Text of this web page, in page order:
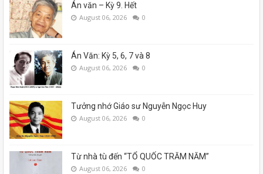
Án văn – Kỳ 9. Hết
August 06, 2026 0
Án Văn: Kỳ 5, 6, 7 và 8
August 06, 2026 0
Tưởng nhớ Giáo sư Nguyễn Ngọc Huy
August 06, 2026 0
Từ nhà tù đến “TỔ QUỐC TRĂM NĂM”
August 06, 2026 0